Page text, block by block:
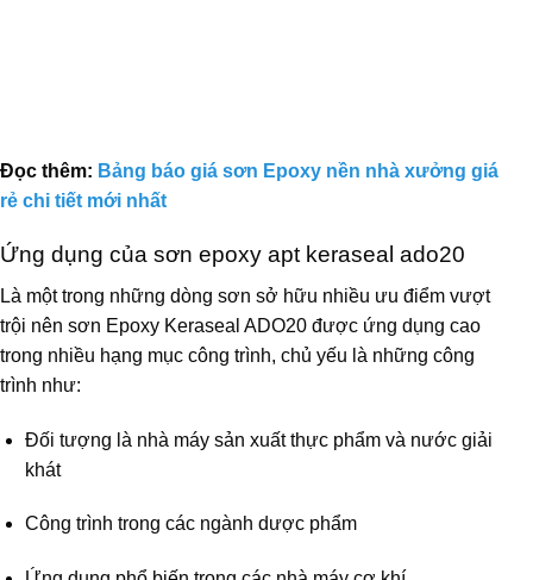
Đọc thêm: Bảng báo giá sơn Epoxy nền nhà xưởng giá
rẻ chi tiết mới nhất
Ứng dụng của sơn epoxy apt keraseal ado20
Là một trong những dòng sơn sở hữu nhiều ưu điểm vượt
trội nên sơn Epoxy Keraseal ADO20 được ứng dụng cao
trong nhiều hạng mục công trình, chủ yếu là những công
trình như:
Đối tượng là nhà máy sản xuất thực phẩm và nước giải
khát
Công trình trong các ngành dược phẩm